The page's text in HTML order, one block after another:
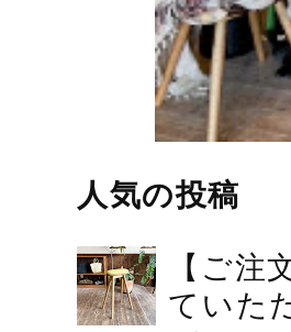
人気の投稿
【ご
ていた